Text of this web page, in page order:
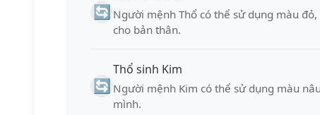
🔄 Người mệnh Thổ có thể sử dụng màu
cho bản thân.
🔄
Thổ sinh Kim
Người mệnh Kim có thể sử dụng màu
mình.